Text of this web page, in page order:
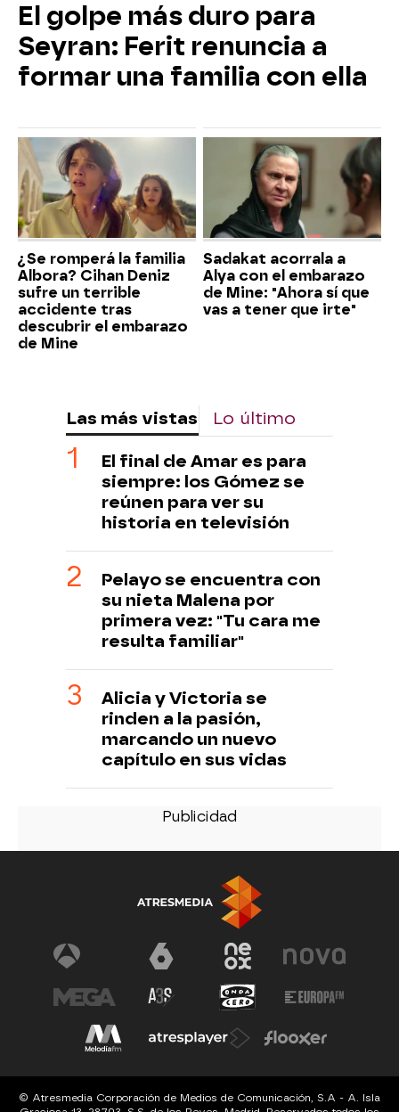
El golpe más duro para
Seyran: Ferit renuncia a
formar una familia con ella
¿Se romperá la familia
Albora? Cihan Deniz
sufre un terrible
accidente tras
descubrir el embarazo
de Mine
Sadakat acorrala a
Alya con el embarazo
de Mine: "Ahora sí que
vas a tener que irte"
Las más vistas Lo último
El final de Amar es para
siempre: los Gómez se
reúnen para ver su
historia en televisión
Pelayo se encuentra con
su nieta Malena por
primera vez: "Tu cara me
resulta familiar"
Alicia y Victoria se
rinden a la pasión,
marcando un nuevo
capítulo en sus vidas
© Atresmedia Corporación de Medios de Comunicación, S.A - A. Isla